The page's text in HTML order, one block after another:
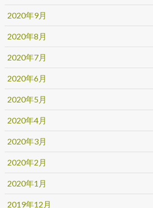
2020年9月
2020年8月
2020年7月
2020年6月
2020年5月
2020年4月
2020年3月
2020年2月
2020年1月
2019年12月